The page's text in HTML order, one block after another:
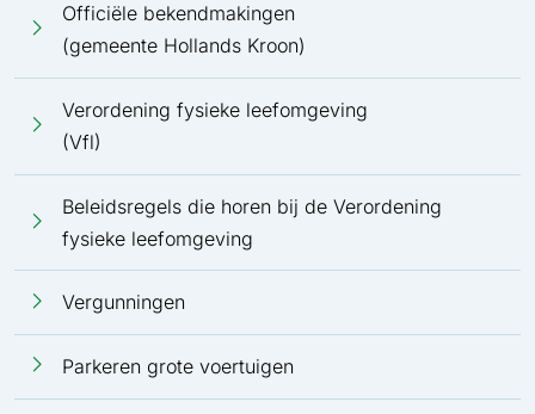
Officiële bekendmakingen
(gemeente Hollands Kroon)
Verordening fysieke leefomgeving
(Vfl)
Beleidsregels die horen bij de Verordening
fysieke leefomgeving
Vergunningen
Parkeren grote voertuigen